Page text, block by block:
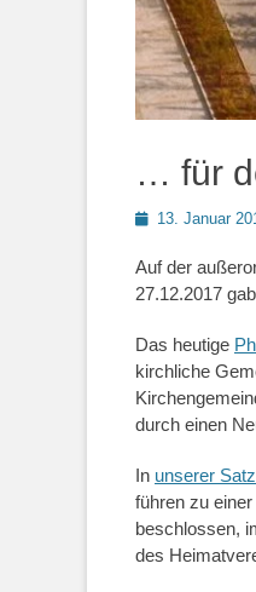
… für
Posted13. Januar
Auf der
27.12.2017
Das heutige
kirchliche
durch einen
In unserer
führen zu
beschlossen,
des